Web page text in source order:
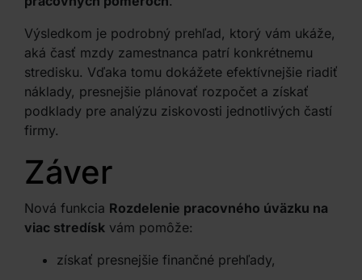
Výsledkom je podrobný prehľad, ktorý vám ukáže,
aká časť mzdy zamestnanca patrí konkrétnemu
stredisku. Vďaka tomu dokážete efektívnejšie riadiť
náklady, presnejšie plánovať rozpočet a získať
podklady pre analýzu ziskovosti jednotlivých častí
firmy.
Záver
Nová funkcia Rozdelenie pracovného úväzku na
viac stredísk vám pomôže:
získať presnejšie finančné prehľady,